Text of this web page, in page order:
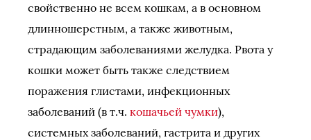
свойственно не всем кошкам, а в основном
длинношерстным, а также животным,
страдающим заболеваниями желудка. Рвота у
кошки может быть также следствием
поражения глистами, инфекционных
заболеваний (в т.ч. кошачьей чумки),
системных заболеваний, гастрита и других